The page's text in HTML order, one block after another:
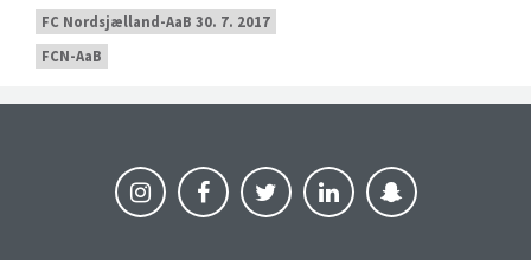
FC Nordsjælland-AaB 30. 7. 2017
FCN-AaB